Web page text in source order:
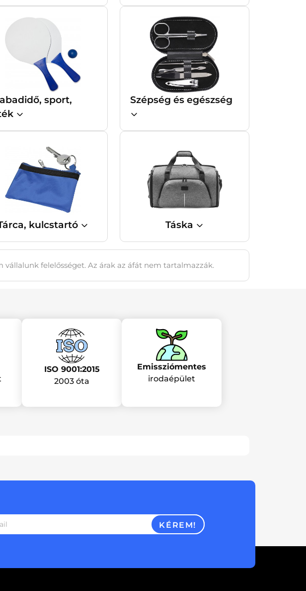
sport,
Szépség és egészség
kulcstartó Táska
felelősséget. Az árak az áfát nem tartalmazzák.
ISO 9001:2015
2003 óta
Emissziómentes
irodaépület
KÉREM!